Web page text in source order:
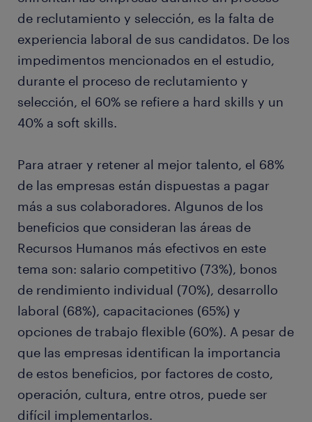
de reclutamiento y selección, es la falta de
experiencia laboral de sus candidatos. De los
impedimentos mencionados en el estudio,
durante el proceso de reclutamiento y
selección, el 60% se refiere a hard skills y un
40% a soft skills.
Para atraer y retener al mejor talento, el 68%
de las empresas están dispuestas a pagar
más a sus colaboradores. Algunos de los
beneficios que consideran las áreas de
Recursos Humanos más efectivos en este
tema son: salario competitivo (73%), bonos
de rendimiento individual (70%), desarrollo
laboral (68%), capacitaciones (65%) y
opciones de trabajo flexible (60%). A pesar de
que las empresas identifican la importancia
de estos beneficios, por factores de costo,
operación, cultura, entre otros, puede ser
difícil implementarlos.